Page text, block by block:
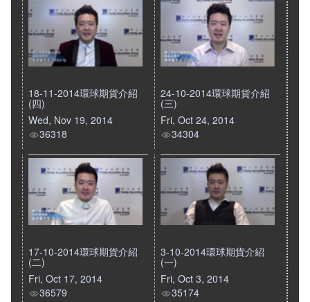
18-11-2014環球期貨介紹
(四)
Wed, Nov 19, 2014
36318
24-10-2014環球期貨介紹
(三)
Fri, Oct 24, 2014
34304
17-10-2014環球期貨介紹
(二)
Fri, Oct 17, 2014
36579
3-10-2014環球期貨介紹
(一)
Fri, Oct 3, 2014
35174